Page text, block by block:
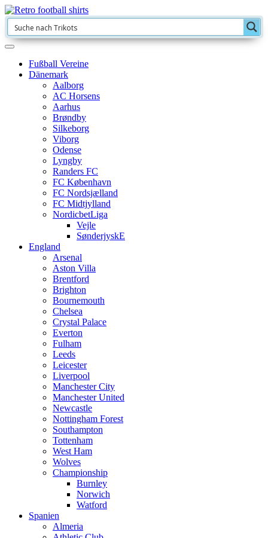
Fußball Vereine
Dänemark
Aalborg
AC Horsens
Aarhus
Brøndby
Silkeborg
Viborg
Odense
Lyngby
Randers FC
FC København
FC Nordsjælland
FC Midtjylland
NordicbetLiga
Vejle
SønderjyskE
England
Arsenal
Aston Villa
Brentford
Brighton
Bournemouth
Chelsea
Crystal Palace
Everton
Fulham
Leeds
Leicester
Liverpool
Manchester City
Manchester United
Newcastle
Nottingham Forest
Southampton
Tottenham
West Ham
Wolves
Championship
Burnley
Norwich
Watford
Spanien
Almeria